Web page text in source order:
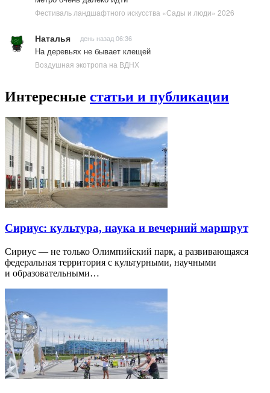
Фестиваль ландшафтного искусства «Сады и люди» 2026
Наталья день назад 06:36
На деревьях не бывает клещей
Воздушная экотропа на ВДНХ
Интересные статьи и публикации
Сириус: культура, наука и вечерний маршрут
Сириус — не только Олимпийский парк, а развивающаяся
федеральная территория с культурными, научными
и образовательными…